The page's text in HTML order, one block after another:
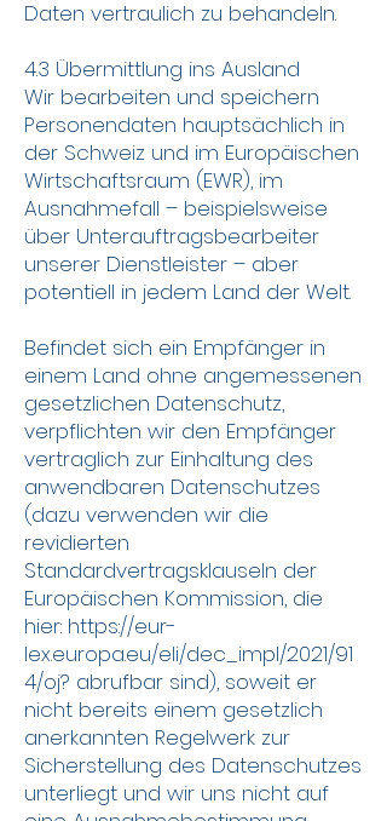
Daten vertraulich zu behandeln.
4.3 Übermittlung ins Ausland
Wir bearbeiten und speichern
Personendaten hauptsächlich in
der Schweiz und im Europäischen
Wirtschaftsraum (EWR), im
Ausnahmefall – beispielsweise
über Unterauftragsbearbeiter
unserer Dienstleister – aber
potentiell in jedem Land der Welt.
Befindet sich ein Empfänger in
einem Land ohne angemessenen
gesetzlichen Datenschutz,
verpflichten wir den Empfänger
vertraglich zur Einhaltung des
anwendbaren Datenschutzes
(dazu verwenden wir die
revidierten
Standardvertragsklauseln der
Europäischen Kommission, die
hier: https://eur-
lex.europa.eu/eli/dec_impl/2021/91
4/oj? abrufbar sind), soweit er
nicht bereits einem gesetzlich
anerkannten Regelwerk zur
Sicherstellung des Datenschutzes
unterliegt und wir uns nicht auf